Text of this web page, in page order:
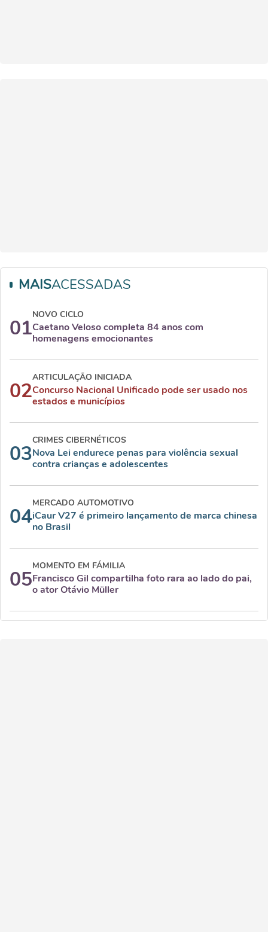
MAISACESSADAS
01
NOVO CICLO
Caetano Veloso completa 84 anos com
homenagens emocionantes
02
ARTICULAÇÃO INICIADA
Concurso Nacional Unificado pode ser usado nos
estados e municípios
03
CRIMES CIBERNÉTICOS
Nova Lei endurece penas para violência sexual
contra crianças e adolescentes
04
MERCADO AUTOMOTIVO
iCaur V27 é primeiro lançamento de marca chinesa
no Brasil
05
MOMENTO EM FÁMILIA
Francisco Gil compartilha foto rara ao lado do pai,
o ator Otávio Müller